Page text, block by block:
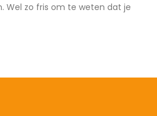
Wel zo fris om te weten dat je